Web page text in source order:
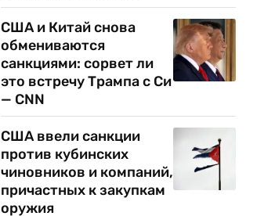
США и Китай снова
обмениваются
санкциями: сорвет ли
это встречу Трампа с Си
— CNN
США ввели санкции
против кубинских
чиновников и компаний,
причастных к закупкам
оружия